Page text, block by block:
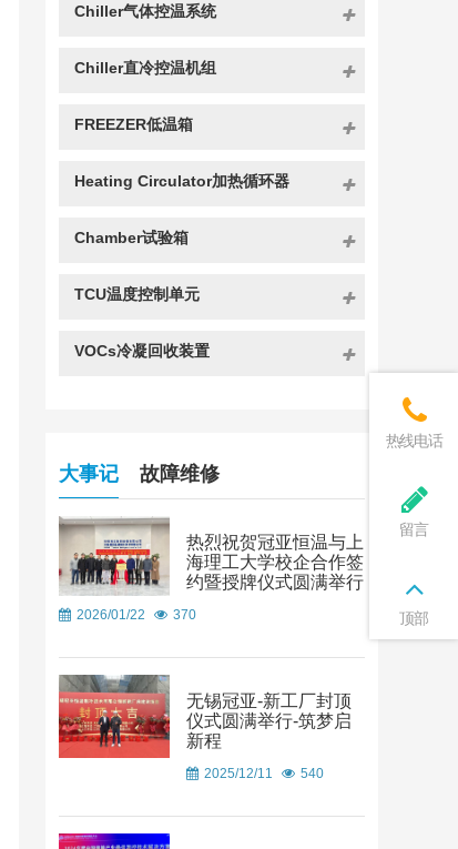
Chiller气体控温系统
Chiller直冷控温机组
FREEZER低温箱
Heating Circulator加热循环器
Chamber试验箱
TCU温度控制单元
VOCs冷凝回收装置
大事记 故障维修
热烈祝贺冠亚恒温与上
海理工大学校企合作签
约暨授牌仪式圆满举行
2026/01/22 370
无锡冠亚-新工厂封顶
仪式圆满举行-筑梦启
新程
2025/12/11 540
热线电话
留言
顶部